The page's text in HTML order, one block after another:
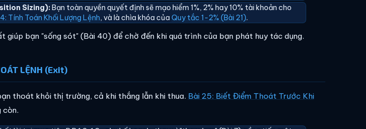
Sizing): Bạn toàn quyền quyết định sẽ mạo hiểm 1%, 2% hay 10% tài khoản cho
Tính Toán Khối Lượng Lệnh, và là chìa khóa củaQuy tắc 1-2% (Bài 21).
giúp bạn "sống sót" (Bài 40) để chờ đến khi quá trình của bạn phát huy tác dụng.
LỆNH (Exit)
thoát khỏi thị trường, cả khi thắng lẫn khi thua. Bài 25: Biết Điểm Thoát Trước Khi
còn.